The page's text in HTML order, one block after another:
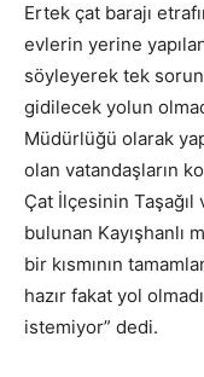
Ertek çat barajı
evlerin yerine
söyleyerek tek
gidilecek yolun
Müdürlüğü olarak
olan vatandaşların
Çat İlçesinin
bulunan Kayışhanlı
bir kısmının
hazır fakat yol
istemiyor” dedi.